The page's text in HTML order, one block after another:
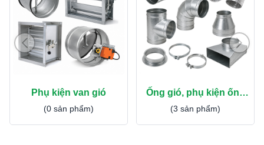
Phụ kiện van gió
(0 sản phẩm)
Ống gió, phụ kiện ống
gió
(3 sản phẩm)